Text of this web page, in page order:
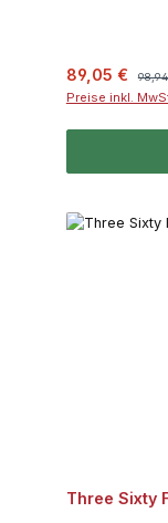
89,05 €
Preise inkl.
Three Sixty